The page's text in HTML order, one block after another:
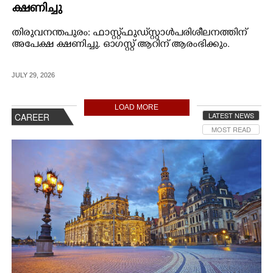
ക്ഷണിച്ചു
തിരുവനന്തപുരം: ഫാസ്റ്റ്‌ഫുഡ് സ്റ്റാൾ പരിശീലനത്തിന്
അപേക്ഷ ക്ഷണിച്ചു. ഓഗസ്റ്റ് ആറിന് ആരംഭിക്കും.
JULY 29, 2026
LOAD MORE
CAREER
LATEST NEWS
MOST READ